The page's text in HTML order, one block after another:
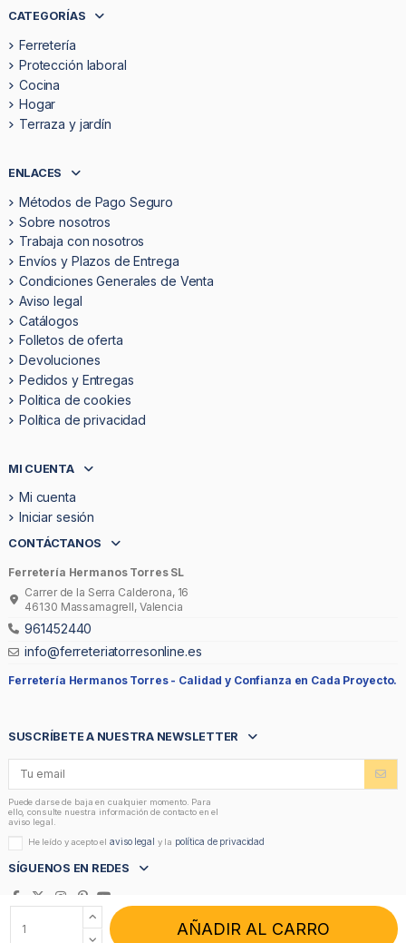
AÑADIR AL CARRO
CATEGORÍAS
Ferretería
Protección laboral
Cocina
Hogar
Terraza y jardín
ENLACES
Métodos de Pago Seguro
Sobre nosotros
Trabaja con nosotros
Envíos y Plazos de Entrega
Condiciones Generales de Venta
Aviso legal
Catálogos
Folletos de oferta
Devoluciones
Pedidos y Entregas
Politica de cookies
Política de privacidad
MI CUENTA
Mi cuenta
Iniciar sesión
CONTÁCTANOS
Ferretería Hermanos Torres SL
Carrer de la Serra Calderona, 16
46130 Massamagrell, Valencia
961452440
info@ferreteriatorresonline.es
Ferretería Hermanos Torres - Calidad y Confianza en Cada Proyecto.
SUSCRÍBETE A NUESTRA NEWSLETTER
Puede darse de baja en cualquier momento. Para
ello, consulte nuestra información de contacto en el
aviso legal.
He leído y acepto elaviso legal y la política de privacidad
SÍGUENOS EN REDES